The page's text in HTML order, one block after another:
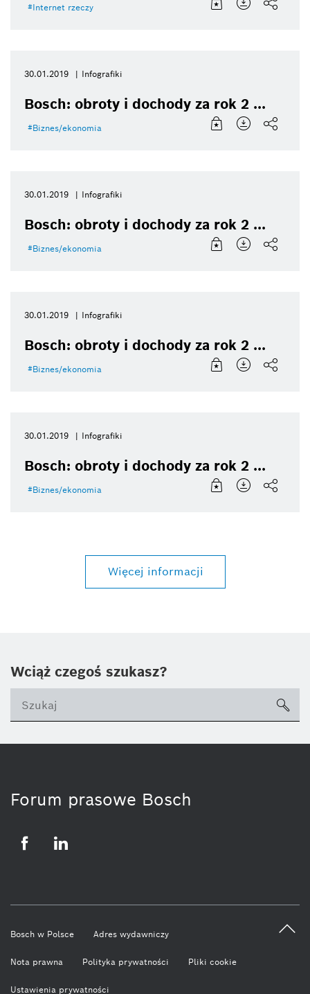
Internet rzeczy
30.01.2019 Infografiki
Bosch: obroty i dochody za rok 2 ...
Biznes/ekonomia
30.01.2019 Infografiki
Bosch: obroty i dochody za rok 2 ...
Biznes/ekonomia
30.01.2019 Infografiki
Bosch: obroty i dochody za rok 2 ...
Biznes/ekonomia
30.01.2019 Infografiki
Bosch: obroty i dochody za rok 2 ...
Biznes/ekonomia
Więcej informacji
Wciąż czegoś szukasz?
Forum prasowe Bosch
Bosch w Polsce Adres wydawniczy
Nota prawna Polityka prywatności Pliki cookie
Ustawienia prywatności